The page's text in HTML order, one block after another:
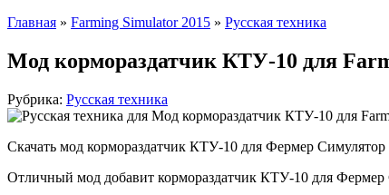
Главная » Farming Simulator 2015 » Русская техника
Мод кормораздатчик КТУ-10 для
Рубрика: Русская техника
Скачать мод кормораздатчик КТУ-10 для Фермер Симулятор
Отличный мод добавит кормораздатчик КТУ-10 для Фермер